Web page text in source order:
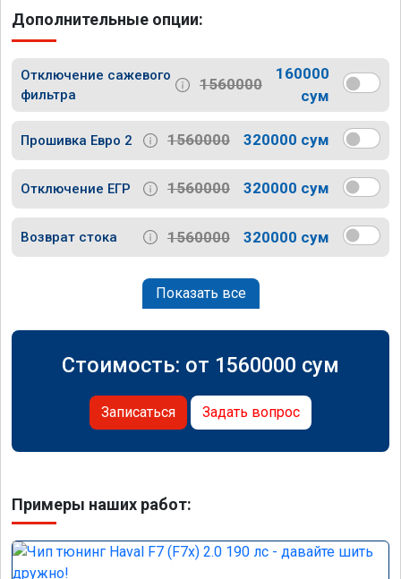
Дополнительные опции:
Отключение сажевого
фильтра
1560000
160000
сум
Прошивка Евро 2 1560000 320000 сум
Отключение ЕГР 1560000 320000 сум
Возврат стока 1560000 320000 сум
Показать все
Стоимость: от 1560000 сум
Записаться Задать вопрос
Примеры наших работ: